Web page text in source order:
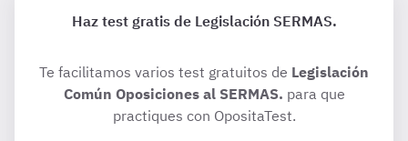
Haz test gratis de Legislación SERMAS.
Te facilitamos varios test gratuitos de Legislación
Común Oposiciones al SERMAS. para que
practiques con OpositaTest.